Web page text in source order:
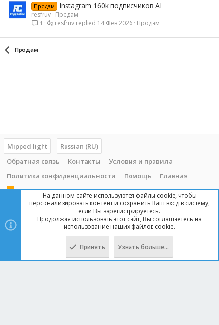
Продам Instagram 160k подписчиков AI
resfruv Продам
1
Продам
14 Фев 2026
resfruv
Продам
Mipped light
Russian (RU)
Обратная связь
Контакты
Условия и правила
Политика конфиденциальности
Помощь Главная
R
Copyright © 2014 - 2025, mipped.com. Все права защищены. При
копировании материала с сайта, обратная ссылка обязательна!
На данном сайте используются файлы cookie, чтобы
персонализировать контент и сохранить Ваш вход в систему,
если Вы зарегистрируетесь.
Продолжая использовать этот сайт, Вы соглашаетесь на
использование наших файлов cookie.
Принять Узнать больше…